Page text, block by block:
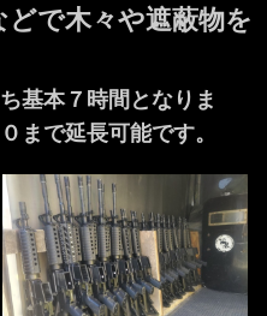
どで木々や遮蔽物を
基本７時間となりま
で延長可能です。